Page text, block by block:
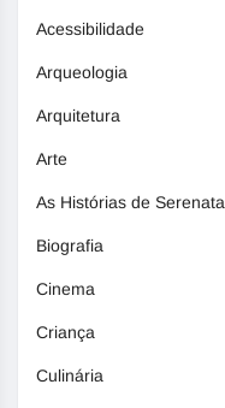
Acessibilidade
Arqueologia
Arquitetura
Arte
As Histórias de Serenata
Biografia
Cinema
Criança
Culinária